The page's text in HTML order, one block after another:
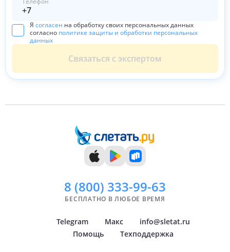
Я согласен на обработку своих персональных данных
согласно политике защиты и обработки персональных
данных
Связаться с экспертом
8 (800) 333-99-63
БЕСПЛАТНО В ЛЮБОЕ ВРЕМЯ
Telegram Макс
info@sletat.ru
Помощь
Техподдержка